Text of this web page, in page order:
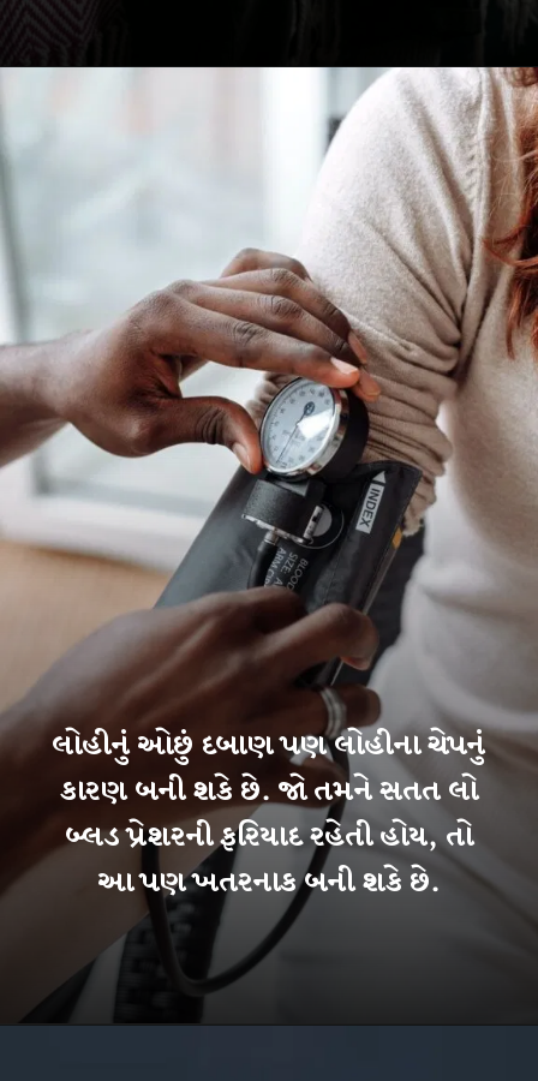
લોહીનું ઓછું દબાણ પણ લોહીના ચેપનું
કારણ બની શકે છે. જો તમને સતત લો
બ્લડ પ્રેશરની ફરિયાદ રહેતી હોય, તો
આ પણ ખતરનાક બની શકે છે.